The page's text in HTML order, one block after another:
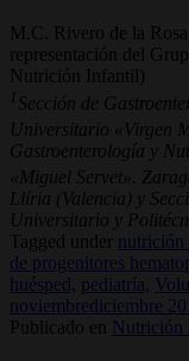
M.C. Rivero de la Rosa
representación del
Nutrición Infantil)
1 Sección de
Universitario «Virgen
Gastroenterología y
«Miguel Servet».
Llíria (Valencia) y
Universitario y
Tagged under
nutrición
de progenitores
huésped, pediatría,
noviembrediciembre
Publicado en
Nutrición